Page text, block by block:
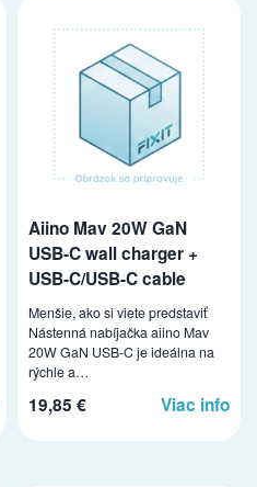
Aiino Mav 20W GaN
USB-C wall charger +
USB-C/USB-C cable
Menšie, ako si viete predstaviť
Nástenná nabíjačka aiino Mav
20W GaN USB-C je ideálna na
rýchle a…
19,85 € Viac info